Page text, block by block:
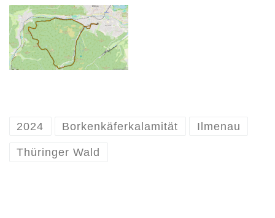
2024 Borkenkäferkalamität Ilmenau
Thüringer Wald